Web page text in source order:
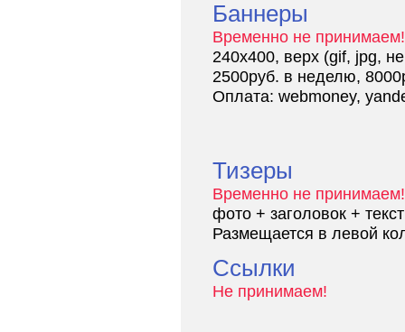
Баннеры
Временно не принимаем!
240х400, верх (gif, jpg,
2500руб. в неделю,
Оплата: webmoney,
Тизеры
Временно не принимаем!
фото + заголовок + текст
Размещается в левой
Ссылки
Не принимаем!